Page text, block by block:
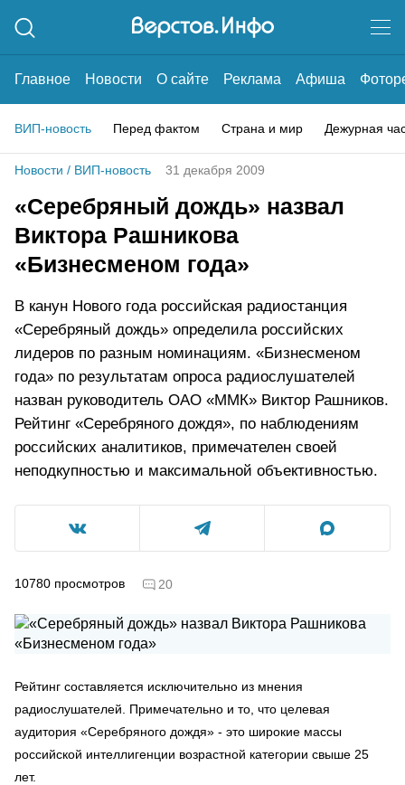
Главное Новости О сайте Реклама Афиша
ВИП-новость Перед фактом Страна и мир Дежурная
Новости / ВИП-новость 31 декабря 2009
«Серебряный дождь» назвал
Виктора Рашникова
«Бизнесменом года»
В канун Нового года российская радиостанция
«Серебряный дождь» определила российских
лидеров по разным номинациям. «Бизнесменом
года» по результатам опроса радиослушателей
назван руководитель ОАО «ММК» Виктор Рашников.
Рейтинг «Серебряного дождя», по наблюдениям
российских аналитиков, примечателен своей
неподкупностью и максимальной объективностью.
10780 просмотров 20
Рейтинг составляется исключительно из мнения
радиослушателей. Примечательно и то, что целевая
аудитория «Серебряного дождя» - это широкие массы
российской интеллигенции возрастной категории свыше 25
лет.